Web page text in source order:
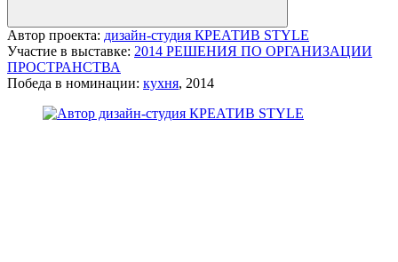
Автор проекта: дизайн-студия КРЕАТИВ STYLE
Участие в выставке: 2014 РЕШЕНИЯ ПО ОРГАНИЗАЦИИ
ПРОСТРАНСТВА
Победа в номинации: кухня, 2014